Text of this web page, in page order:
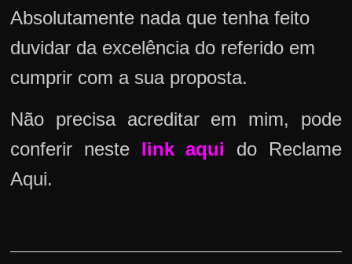
Absolutamente nada que tenha feito
duvidar da excelência do referido em
cumprir com a sua proposta.
Não precisa acreditar em mim, pode
conferir neste link aqui
do Reclame
Aqui.